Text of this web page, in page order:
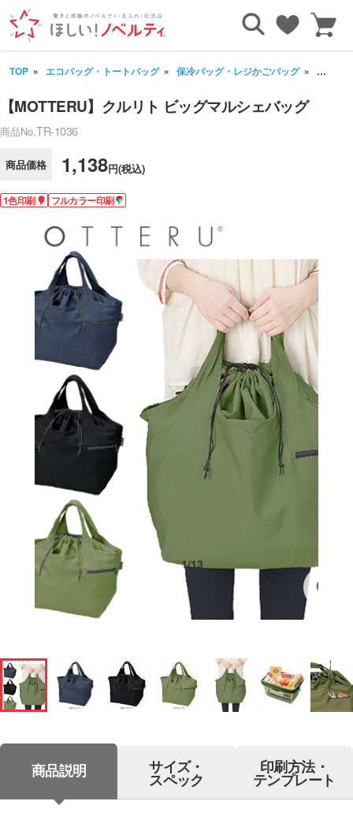
TOP エコバッグ・トートバッグ 保冷バッグ・レジかごバッグ 【
【MOTTERU】クルリト ビッグマルシェバッグ
商品No.TR-1036
商品価格 1,138円(税込)
1色印刷 フルカラー印刷
1/13
商品説明 サイズ・
スペック
印刷方法・
テンプレート